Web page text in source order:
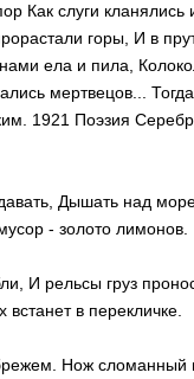
Как слуги
горы, И в
ела и пила,
мертвецов...
1921 Поэзия
Дышать над
- золото лимонов.
И рельсы груз
в перекличке.
Нож сломанный